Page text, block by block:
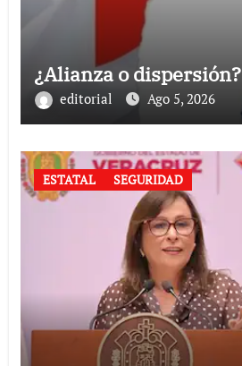
¿Alianza o dispersión?
editorial Ago 5, 2026
ESTATAL SEGURIDAD